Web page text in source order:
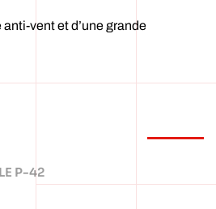
vent et d’une grande
P-42